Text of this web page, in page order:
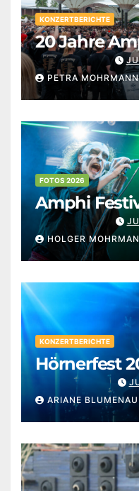
KONZERTBERICHTE
20 Jahre
PETRA MOHRMANN
FOTOS 2026
Amphi
HOLGER
KONZERTBERICHTE
Hörnerfest
ARIANE BLUMENAU